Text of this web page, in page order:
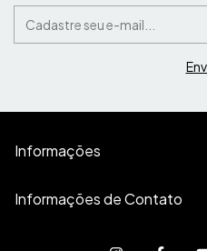
Informações
Informações de Contato